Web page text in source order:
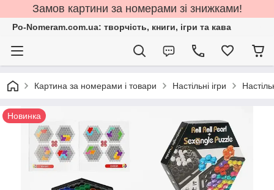
Замов картини за номерами зі знижками!
Po-Nomeram.com.ua: творчість, книги, ігри та кава
Картина за номерами і товари Настільні ігри
Новинка